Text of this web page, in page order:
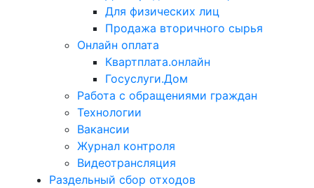
Для физических лиц
Продажа вторичного сырья
Онлайн оплата
Квартплата.онлайн
Госуслуги.Дом
Работа с обращениями граждан
Технологии
Вакансии
Журнал контроля
Видеотрансляция
Раздельный сбор отходов